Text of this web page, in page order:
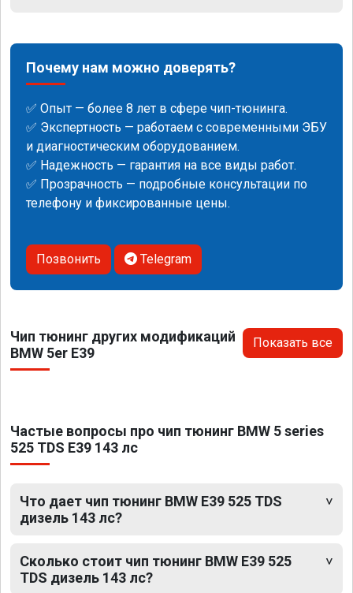
Почему нам можно доверять?
✅ Опыт — более 8 лет в сфере чип-тюнинга.
✅ Экспертность — работаем с современными ЭБУ
и диагностическим оборудованием.
✅ Надежность — гарантия на все виды работ.
✅ Прозрачность — подробные консультации по
телефону и фиксированные цены.
Позвонить Telegram
Чип тюнинг других модификаций
BMW 5er E39
Показать все
Частые вопросы про чип тюнинг BMW 5 series
525 TDS E39 143 лс
Что дает чип тюнинг BMW E39 525 TDS
дизель 143 лс?
Сколько стоит чип тюнинг BMW E39 525
TDS дизель 143 лс?